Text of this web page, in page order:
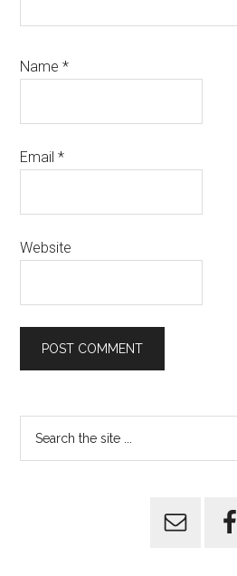
Name*
Email*
Website
Primary
Sidebar